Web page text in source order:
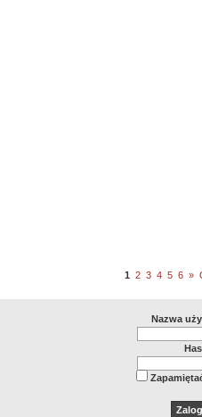
1 2 3 4 5 6 »
Nazwa